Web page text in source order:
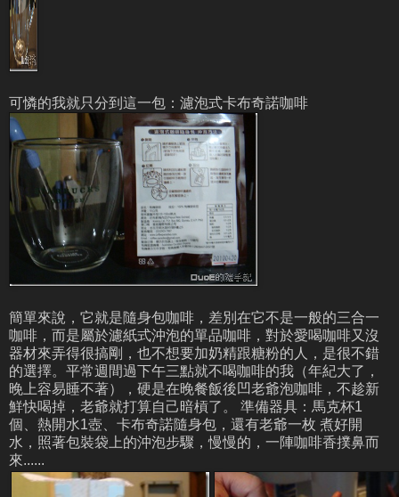
可憐的我就只分到這一包：濾泡式卡布奇諾咖啡
簡單來說，它就是隨身包咖啡，差別在它不是一般的三合一
咖啡，而是屬於濾紙式沖泡的單品咖啡，對於愛喝咖啡又沒
器材來弄得很搞剛，也不想要加奶精跟糖粉的人，是很不錯
的選擇。平常週間過下午三點就不喝咖啡的我（年紀大了，
晚上容易睡不著），硬是在晚餐飯後凹老爺泡咖啡，不趁新
鮮快喝掉，老爺就打算自己暗槓了。 準備器具：馬克杯1
個、熱開水1壺、卡布奇諾隨身包，還有老爺一枚 煮好開
水，照著包裝袋上的沖泡步驟，慢慢的，一陣咖啡香撲鼻而
來......